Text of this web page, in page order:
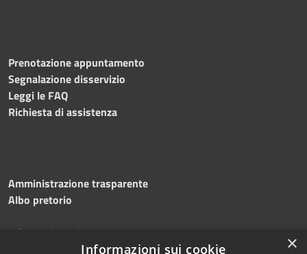
Prenotazione appuntamento
Segnalazione disservizio
Leggi le FAQ
Richiesta di assistenza
Amministrazione trasparente
Albo pretorio
Informativa privacy
×
Informazioni sui cookie